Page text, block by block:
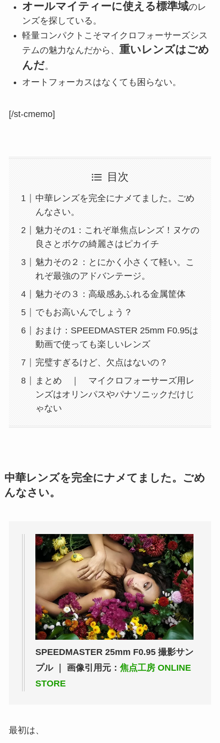
オールマイティーに使える標準域のレ
ンズを探している。
軽量コンパクトこそマイクロフォーサーズシス
テムの魅力なんだから、 重いレンズはごめ
んだ。
オートフォーカスはなくても困らない。
[/st-cmemo]
目次
中華レンズを完全にナメてました。ごめ
んなさい。
魅力その1：これぞ単焦点レンズ！ヌケの
良さとボケの綺麗さはピカイチ
魅力その２：とにかく小さくて軽い。こ
れぞ最強のアドバンテージ。
魅力その３：高級感あふれる金属筐体
でもお高いんでしょう？
おまけ：SPEEDMASTER 25mm F0.95は
動画で使っても楽しいレンズ
完璧すぎるけど、欠点はないの？
まとめ ｜ マイクロフォーサーズ用レ
ンズはオリンパスやパナソニックだけじ
ゃない
中華レンズを完全にナメてました。ごめ
んなさい。
SPEEDMASTER 25mm F0.95 撮影サン
プル ｜ 画像引用元： 焦点工房 ONLINE
STORE
最初は、